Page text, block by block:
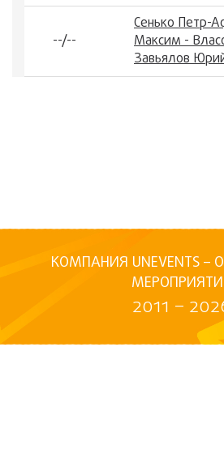
--/--
Сенько Петр-
Максим -
Завьялов
КОМПАНИЯ UNEVENTS –
2011 –